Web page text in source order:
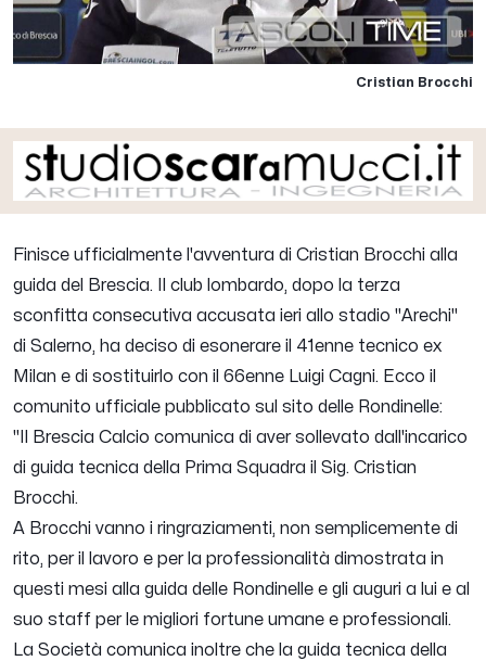
Cristian Brocchi
Finisce ufficialmente l'avventura di Cristian Brocchi alla
guida del Brescia. Il club lombardo, dopo la terza
sconfitta consecutiva accusata ieri allo stadio "Arechi"
di Salerno, ha deciso di esonerare il 41enne tecnico ex
Milan e di sostituirlo con il 66enne Luigi Cagni. Ecco il
comunito ufficiale pubblicato sul sito delle Rondinelle:
"Il Brescia Calcio comunica di aver sollevato dall'incarico
di guida tecnica della Prima Squadra il Sig. Cristian
Brocchi.
A Brocchi vanno i ringraziamenti, non semplicemente di
rito, per il lavoro e per la professionalità dimostrata in
questi mesi alla guida delle Rondinelle e gli auguri a lui e al
suo staff per le migliori fortune umane e professionali.
La Società comunica inoltre che la guida tecnica della